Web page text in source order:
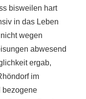
bisweilen hart
in das Leben
wegen
abwesend
ergab,
im
bezogene